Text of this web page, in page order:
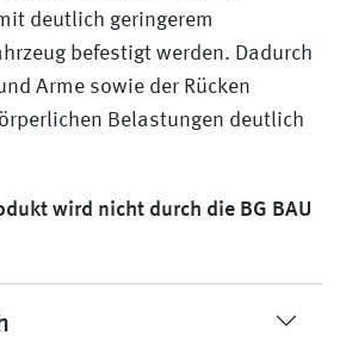
deutlich geringerem
befestigt werden. Dadurch
Arme sowie der Rücken
Belastungen deutlich
wird nicht durch die BG BAU